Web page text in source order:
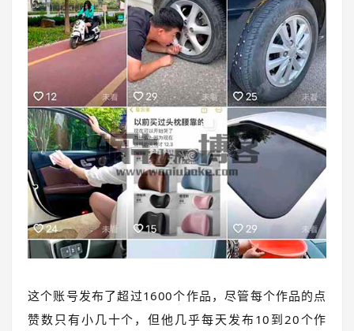
这个账号发布了超过1600个作品，尽管每个作品的点
赞数只有小几十个，但他几乎每天发布10到20个作